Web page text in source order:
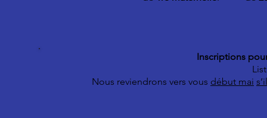
Inscriptions
Nous reviendrons vers vous début mai